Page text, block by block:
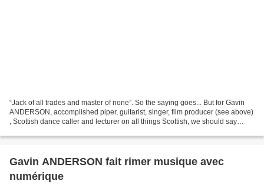
“Jack of all trades and master of none”. So the saying goes... But for Gavin
ANDERSON, accomplished piper, guitarist, singer, film producer (see above)
, Scottish dance caller and lecturer on all things Scottish, we should say
Gavin ANDERSON fait rimer musique avec
numérique